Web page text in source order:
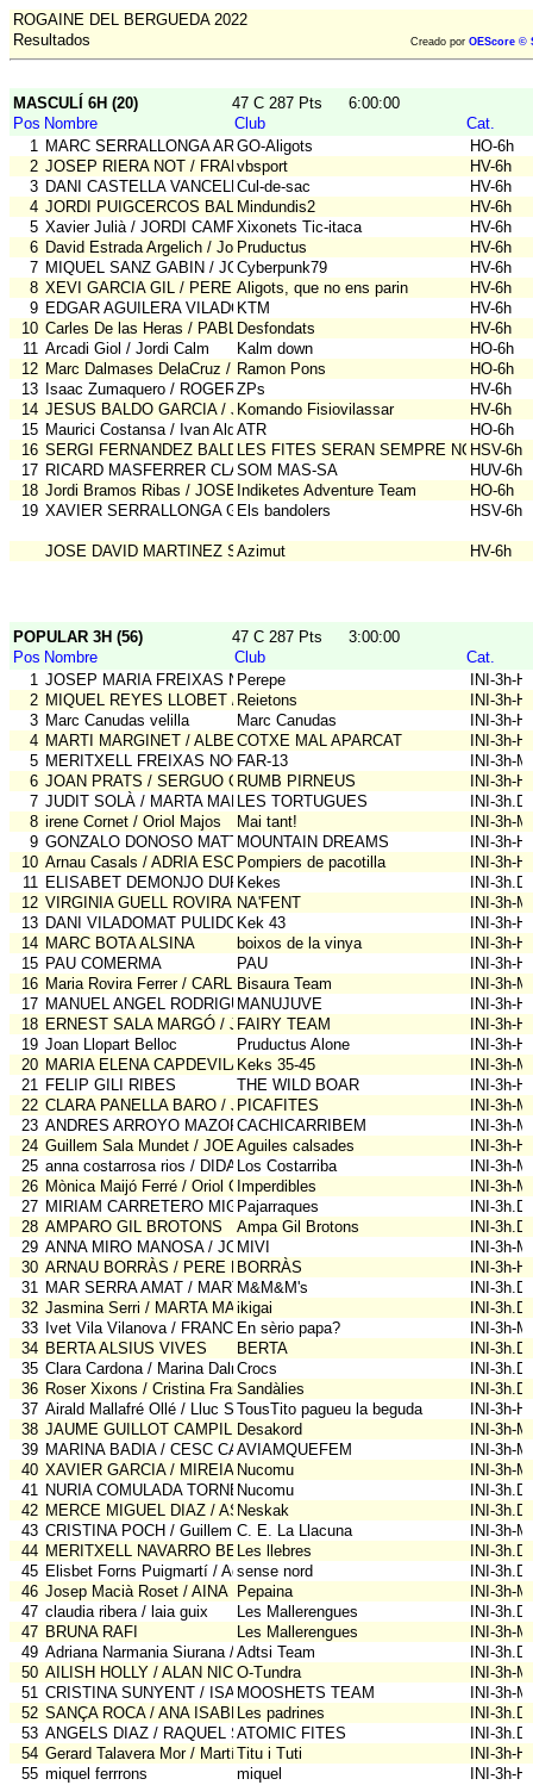
ROGAINE DEL BERGUEDA 2022
Resultados
Creado por OEScore ©
MASCULÍ 6H (20) 47 C 287 Pts
6:00:00
Pos Nombre Club
Cat.
1 MARC SERRALLONGA ARQUES / ALBERT HERRERO CASAS
GO-Aligots
HO-6h
2 JOSEP RIERA NOT / FRANCESC FERRER PEREZ
vbsport
HV-6h
3 DANI CASTELLA VANCELLS / ROGER DOT CODINA
Cul-de-sac
HV-6h
4 JORDI PUIGCERCOS BALLUS / JOAN SUBIRANA ESQUIUS
Mindundis2
HV-6h
5 Xavier Julià / JORDI CAMPS PUIGXixonets Tic-itaca
HV-6h
6 David Estrada Argelich / Jordi Carulla Bellvehi
Pruductus
HV-6h
7 MIQUEL SANZ GABIN / JOSE MANUEL CANO TORREJON
Cyberpunk79
HV-6h
8 XEVI GARCIA GIL / PERE MONGAY MONTESO
Aligots, que no ens parin
HV-6h
9 EDGAR AGUILERA VILADOMIU / MARC CORTADA LAESKE
KTM
HV-6h
10 Carles De las Heras / PABLO CORBI VICEDO
Desfondats
HV-6h
11 Arcadi Giol / Jordi Calm Kalm down
HO-6h
12 Marc Dalmases DelaCruz / Oleguer Vallbe Aris
Ramon Pons
HO-6h
13
Isaac Zumaquero / ROGER PUIG TOMAS
ZPs
HV-6h
14 JESUS BALDO GARCIA / JOSE RAMON FERNANDEZ PORTERO
Komando Fisiovilassar
HV-6h
15 Maurici Costansa / Ivan Aldavert
ATR
HO-6h
16 SERGI FERNANDEZ BALDELLOU / DAVID FARELL GARRIGOS
LES FITES SERAN SEMPRE NOSTRES
HSV-6h
17 RICARD MASFERRER CLARA / JOAN SANCHEZ DE LAS HERAS
SOM MAS-SA
HUV-6h
18 Jordi Bramos Ribas / JOSE PEREZ CLARA / CARLES BRAMON
Indiketes Adventure Team
HO-6h
19 XAVIER SERRALLONGA GASCH / TONI SERRALLONGA GASCH /
Els bandolers HSV-6h
JOSE DAVID MARTINEZ SANCHEZ / RICARD BELASCOAIN
Azimut HV-6h
POPULAR 3H (56) 47 C 287 Pts
3:00:00
Pos Nombre Club
Cat.
1 JOSEP MARIA FREIXAS NOGUE
Perepe
INI-3h-
2 MIQUEL REYES LLOBET / Joan Reyes Llobet
Reietons
INI-3h-
3 Marc Canudas velilla Marc Canudas
INI-3h-
4 MARTI MARGINET / ALBERT PEÑARANDA / MARTÍ CAMPRUBÍ
COTXE MAL APARCAT
INI-3h-
5 MERITXELL FREIXAS NOGUE / MARC BALLABRIGA COSTA
FAR-13
INI-3h-
6 JOAN PRATS / SERGUO GRANADOS
RUMB PIRNEUS
INI-3h-
7 JUDIT SOLÀ / MARTA MARMILES TORTUGUES
INI-
8 irene Cornet / Oriol Majos Mai tant!
INI-3h-
9 GONZALO DONOSO MATTHEWSMOUNTAIN DREAMS
INI-3h-
10 Arnau Casals / ADRIA ESCRICHPompiers de pacotilla
INI-3h-
11 ELISABET DEMONJO DURAN / ASTRID BARCONS CASADO
Kekes
INI-
12 VIRGINIA GUELL ROVIRA / JORDI ARUMI CASADEVALL
NA'FENT
INI-3h-
13 DANI VILADOMAT PULIDO Kek 43
INI-3h-
14 MARC BOTA ALSINA boixos de la vinya
INI-3h-
15 PAU COMERMA PAU
INI-3h-
16 Maria Rovira Ferrer / CARLES SALVADOR COSTA
Bisaura Team
INI-3h-
17 MANUEL ANGEL RODRIGUEZ MOLINA
MANUJUVE
INI-3h-
18 ERNEST SALA MARGÓ / JORDI LLORENS CALVERAS
FAIRY TEAM
INI-3h-
19 Joan Llopart Belloc Pruductus Alone
INI-3h-
20 MARIA ELENA CAPDEVILA GARCIA / XAVIER VINOLAS BOIX
Keks 35-45
INI-3h-
21 FELIP GILI RIBES THE WILD BOAR
INI-3h-
22 CLARA PANELLA BARO / JORDI ARMENGOL MARTINEZ
PICAFITES
INI-3h-
23 ANDRES ARROYO MAZORRA / CARLA ESTANYOL REGENCOS
CACHICARRIBEM
INI-3h-
24 Guillem Sala Mundet / JOEL RUFO FRANCH / MIQUEL SALA
Aguiles calsades
INI-3h-
25 anna costarrosa rios / DIDAC JORDA
Los Costarriba
INI-3h-
26 Mònica Maijó Ferré / Oriol Galera Rosich / JORDI LEMONCHE
Imperdibles
INI-3h-
27 MIRIAM CARRETERO MIGUEL / GEMMA VENTURA MUSTIENES
Pajarraques
INI-
28 AMPARO GIL BROTONS Ampa Gil Brotons
INI-
29 ANNA MIRO MANOSA / JORDI VILA ARGEMI
MIVI
INI-3h-
30 ARNAU BORRÀS / PERE BORRÀS
BORRÀS
INI-3h-
31 MAR SERRA AMAT / MARTA ARDERIU ROS / MIRIAM SENDRA
M&M&M's
INI-
32 Jasmina Serri / MARTA MANRUBIA FREIXA
ikigai
INI-
33
Ivet Vila Vilanova / FRANCESC VILA BLANCH / Grau Vila Vilanova
En sèrio papa?
INI-3h-
34 BERTA ALSIUS VIVES BERTA
INI-
35 Clara Cardona / Marina Dalmases / Mercè Llasera
Crocs
INI-
36 Roser Xixons / Cristina Franco / Gemma Casellas
Sandàlies
INI-
37 Airald Mallafré Ollé / Lluc Sendra Molins / Albert Méndez Rams
TousTito pagueu la beguda
INI-3h-
38 JAUME GUILLOT CAMPILLO / MAR SERRA COROMINAS
Desakord
INI-3h-
39 MARINA BADIA / CESC CASTELLET
AVIAMQUEFEM
INI-3h-
40 XAVIER GARCIA / MIREIA GARCIA
Nucomu
INI-3h-
41 NURIA COMULADA TORNERNucomu
INI-
42 MERCE MIGUEL DIAZ / ASSUMPCIO TERMENS PERARNAU
Neskak
INI-
43 CRISTINA POCH / Guillem PujóC. E. La Llacuna
INI-3h-
44 MERITXELL NAVARRO BENITEZ / ESTER BENITEZ CAMPINS /
Les llebres
INI-
45 Elisbet Forns Puigmartí / Agnès Anton Granell / Gemma Piñol Urpí
sense nord
INI-
46 Josep Macià Roset / AINA MACIA SANTACREU
Pepaina
INI-3h-
47 claudia ribera / laia guix Les Mallerengues
INI-
47 BRUNA RAFI Les Mallerengues
INI-3h-
49 Adriana Narmania Siurana / Elia Maria Siurana Marina / Tsira
Adtsi Team
INI-
50 AILISH HOLLY / ALAN NICOLO-Tundra
INI-3h-
51 CRISTINA SUNYENT / ISAAC MUNTADES / JOAN MUNTADAS
MOOSHETS TEAM
INI-3h-
52 SANÇA ROCA / ANA ISABEL IBAÑEZ
Les padrines
INI-
53 ANGELS DIAZ / RAQUEL SIMONATOMIC FITES
INI-
54 Gerard Talavera Mor / Martí Boleda Montpart
Titu i Tuti
INI-3h-
55 miquel ferrrons miquel INI-3h-